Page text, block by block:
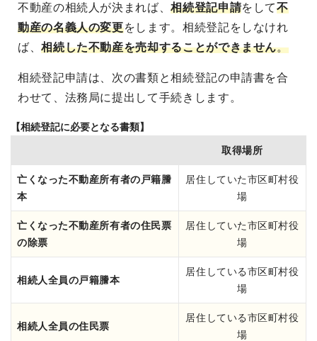
不動産の相続人が決まれば、相続登記申請をして不
動産の名義人の変更をします。相続登記をしなけれ
ば、相続した不動産を売却することができません。
相続登記申請は、次の書類と相続登記の申請書を合
わせて、法務局に提出して手続きします。
【相続登記に必要となる書類】
取得場所
亡くなった不動産所有者の戸籍謄
本
居住していた市区町村役
場
亡くなった不動産所有者の住民票
の除票
居住していた市区町村役
場
相続人全員の戸籍謄本
居住している市区町村役
場
相続人全員の住民票
居住している市区町村役
場